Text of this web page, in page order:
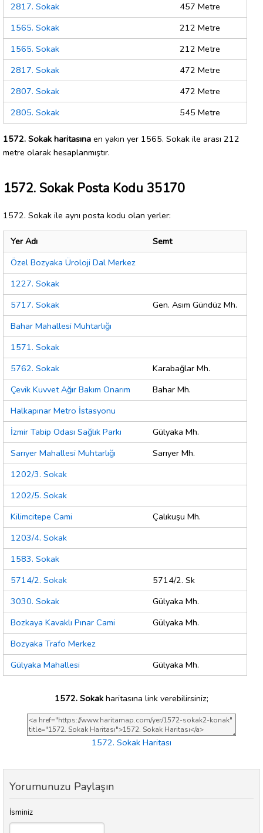
2817. Sokak
457 Metre
1565. Sokak
212 Metre
1565. Sokak
212 Metre
2817. Sokak
472 Metre
2807. Sokak
472 Metre
2805. Sokak
545 Metre
1572. Sokak haritasına en yakın yer 1565. Sokak ile arası 212
metre olarak hesaplanmıştır.
1572. Sokak Posta Kodu 35170
1572. Sokak ile aynı posta kodu olan yerler:
Yer Adı
Semt
Özel Bozyaka Üroloji Dal Merkez
1227. Sokak
5717. Sokak
Gen. Asım Gündüz Mh.
Bahar Mahallesi Muhtarlığı
1571. Sokak
5762. Sokak
Karabağlar Mh.
Çevik Kuvvet Ağır Bakım Onarım
Bahar Mh.
Halkapınar Metro İstasyonu
İzmir Tabip Odası Sağlık Parkı
Gülyaka Mh.
Sarıyer Mahallesi Muhtarlığı
Sarıyer Mh.
1202/3. Sokak
1202/5. Sokak
Kilimcitepe Cami
Çalıkuşu Mh.
1203/4. Sokak
1583. Sokak
5714/2. Sokak
5714/2. Sk
3030. Sokak
Gülyaka Mh.
Bozkaya Kavaklı Pınar Cami
Gülyaka Mh.
Bozyaka Trafo Merkez
Gülyaka Mahallesi
Gülyaka Mh.
1572. Sokak haritasına link verebilirsiniz;
1572. Sokak Haritası
Yorumunuzu Paylaşın
İsminiz